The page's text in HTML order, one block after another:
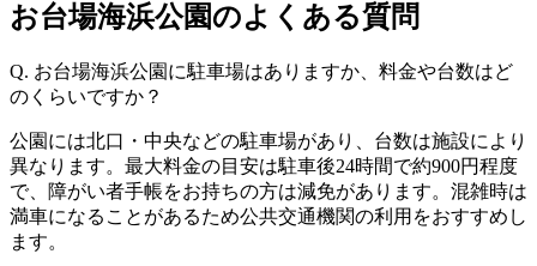
お台場海浜公園のよくある質問
Q. お台場海浜公園に駐車場はありますか、料金や台数はど
のくらいですか？
公園には北口・中央などの駐車場があり、台数は施設により
異なります。最大料金の目安は駐車後24時間で約900円程度
で、障がい者手帳をお持ちの方は減免があります。混雑時は
満車になることがあるため公共交通機関の利用をおすすめし
ます。